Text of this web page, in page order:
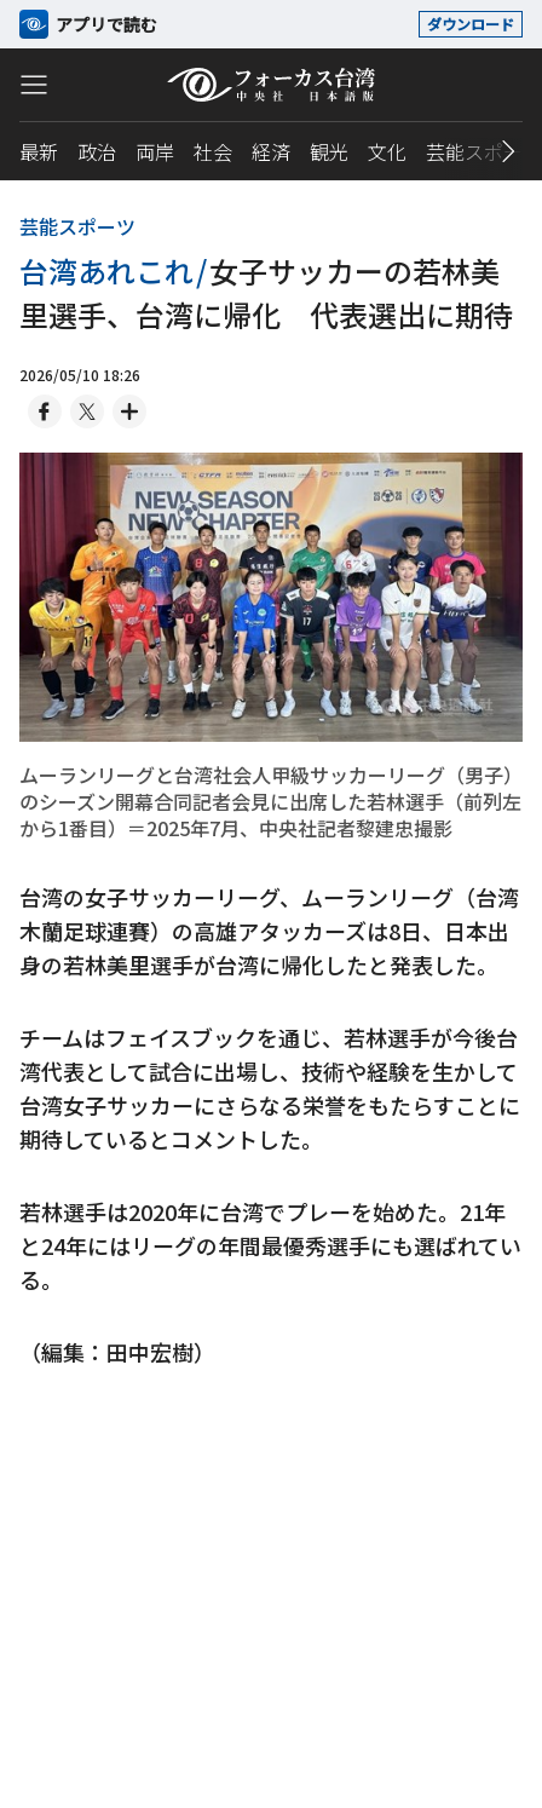
アプリで読む ダウンロード
最新 政治 両岸 社会 経済 観光 文化 芸能スポーツ
芸能スポーツ
台湾あれこれ/女子サッカーの若林美
里選手、台湾に帰化 代表選出に期待
2026/05/10 18:26
ムーランリーグと台湾社会人甲級サッカーリーグ（男子）
のシーズン開幕合同記者会見に出席した若林選手（前列左
から1番目）＝2025年7月、中央社記者黎建忠撮影
台湾の女子サッカーリーグ、ムーランリーグ（台湾
木蘭足球連賽）の高雄アタッカーズは8日、日本出
身の若林美里選手が台湾に帰化したと発表した。
チームはフェイスブックを通じ、若林選手が今後台
湾代表として試合に出場し、技術や経験を生かして
台湾女子サッカーにさらなる栄誉をもたらすことに
期待しているとコメントした。
若林選手は2020年に台湾でプレーを始めた。21年
と24年にはリーグの年間最優秀選手にも選ばれてい
る。
（編集：田中宏樹）